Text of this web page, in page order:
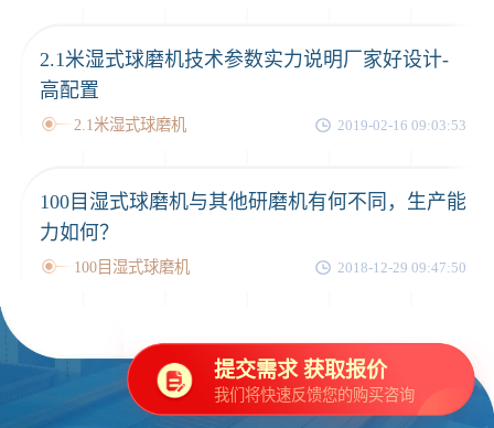
2.1米湿式球磨机技术参数实力说明厂家好设计-
高配置
2.1米湿式球磨机 2019-02-16 09:03:53
100目湿式球磨机与其他研磨机有何不同，生产能
力如何？
100目湿式球磨机 2018-12-29 09:47:50
提交需求 获取报价
我们将快速反馈您的购买咨询